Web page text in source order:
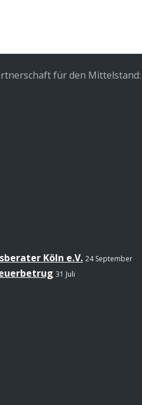
für den
Köln e.V. 24 September
31 Juli